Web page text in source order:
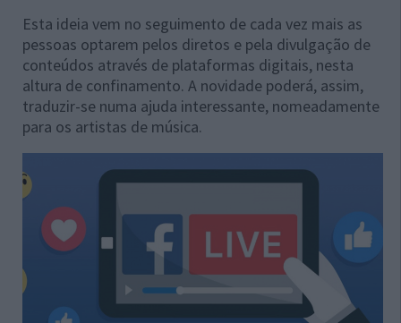
Esta ideia vem no seguimento de cada vez mais as
pessoas optarem pelos diretos e pela divulgação de
conteúdos através de plataformas digitais, nesta
altura de confinamento. A novidade poderá, assim,
traduzir-se numa ajuda interessante, nomeadamente
para os artistas de música.